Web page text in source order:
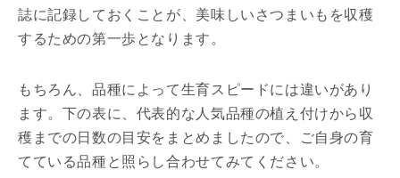
誌に記録しておくことが、美味しいさつまいもを収穫
するための第一歩となります。
もちろん、品種によって生育スピードには違いがあり
ます。下の表に、代表的な人気品種の植え付けから収
穫までの日数の目安をまとめましたので、ご自身の育
てている品種と照らし合わせてみてください。